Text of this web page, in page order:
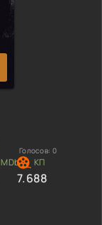
Голосов: 0
7.688